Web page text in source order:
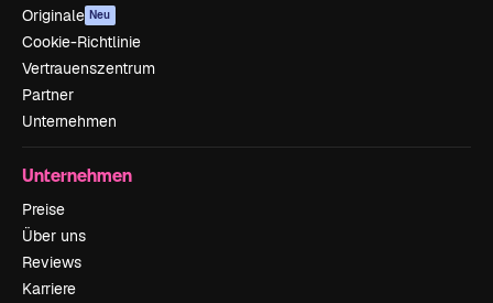
Originale Neu
Cookie-Richtlinie
Vertrauenszentrum
Partner
Unternehmen
Unternehmen
Preise
Über uns
Reviews
Karriere